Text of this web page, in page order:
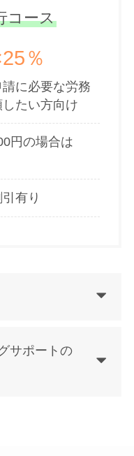
コース
％
に必要な労務
たい方向け
円の場合は
有り
サポートの